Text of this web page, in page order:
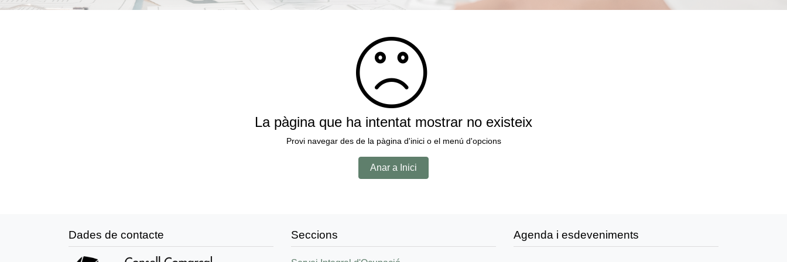
La pàgina que ha intentat mostrar no existeix
Provi navegar des de la pàgina d'inici o el menú d'opcions
Anar a Inici
Dades de contacte Seccions Agenda i esdeveniments